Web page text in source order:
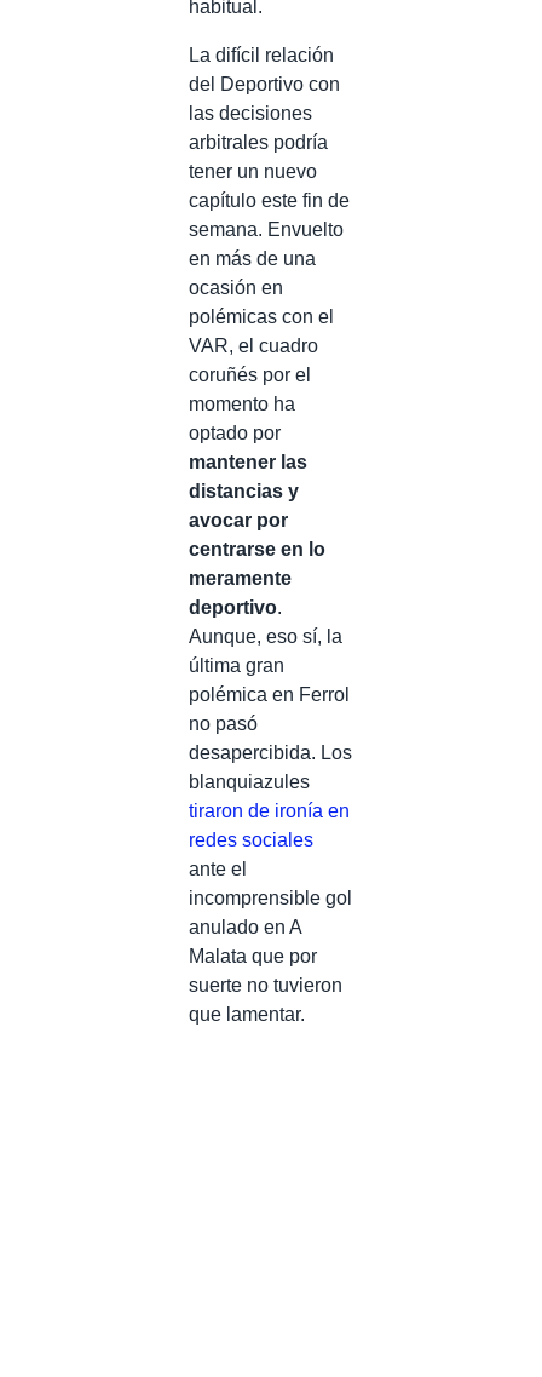
habitual.
La difícil relación
del Deportivo con
las decisiones
arbitrales podría
tener un nuevo
capítulo este fin de
semana. Envuelto
en más de una
ocasión en
polémicas con el
VAR, el cuadro
coruñés por el
momento ha
optado por
mantener las
distancias y
avocar por
centrarse en lo
meramente
deportivo.
Aunque, eso sí, la
última gran
polémica en Ferrol
no pasó
desapercibida. Los
blanquiazules
tiraron de ironía en
redes sociales
ante el
incomprensible gol
anulado en A
Malata que por
suerte no tuvieron
que lamentar.